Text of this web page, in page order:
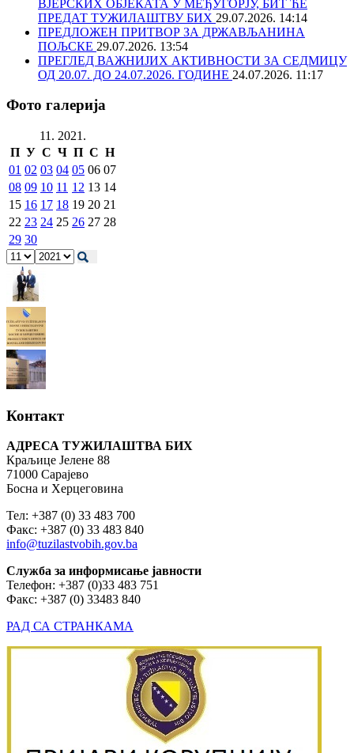
ВЈЕРСКИХ ОБЈЕКАТА У МЕЂУГОРЈУ, БИТ ЋЕ
ПРЕДАТ ТУЖИЛАШТВУ БИХ 29.07.2026. 14:14
ПРЕДЛОЖЕН ПРИТВОР ЗА ДРЖАВЉАНИНА
ПОЉСКЕ 29.07.2026. 13:54
ПРЕГЛЕД ВАЖНИЈИХ АКТИВНОСТИ ЗА СЕДМИЦУ
ОД 20.07. ДО 24.07.2026. ГОДИНЕ 24.07.2026. 11:17
Фото галерија
11. 2021.
П У С Ч П С Н
01 02 03 04 05 06 07
08 09 10 11 12 13 14
15 16 17 18 19 20 21
22 23 24 25 26 27 28
29 30
Контакт
АДРЕСА ТУЖИЛАШТВА БИХ
Краљице Јелене 88
71000 Сарајево
Босна и Херцеговина
Тел: +387 (0) 33 483 700
Факс: +387 (0) 33 483 840
info@tuzilastvobih.gov.ba
Служба за информисање јавности
Телефон: +387 (0)33 483 751
Факс: +387 (0) 33483 840
РАД СА СТРАНКАМА